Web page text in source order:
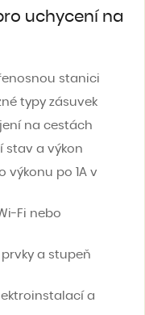
uchycení na
stanici
typy zásuvek
na cestách
stav a výkon
po 1A v
Fi nebo
a stupeň
a